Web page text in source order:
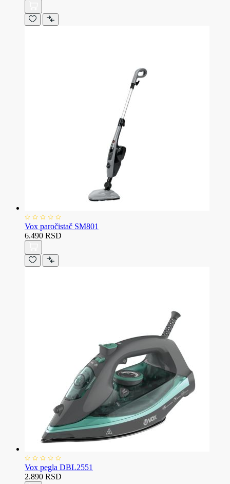
Vox paročistač SM801
6.490 RSD
Vox pegla DBL2551
2.890 RSD